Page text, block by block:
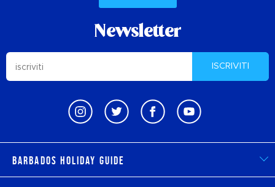
Newsletter
ISCRIVITI
Barbados Holiday Guide